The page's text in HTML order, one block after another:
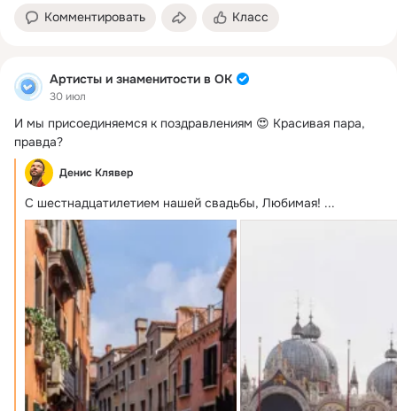
Комментировать Класс
Артисты и знаменитости в ОК
30 июл
И мы присоединяемся к поздравлениям 😍 Красивая пара,
правда?
Денис Клявер
С шестнадцатилетием нашей свадьбы, Любимая! ...